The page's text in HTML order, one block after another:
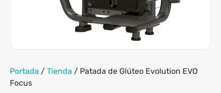
Portada / Tienda / Patada de Glúteo Evolution EVO
Focus